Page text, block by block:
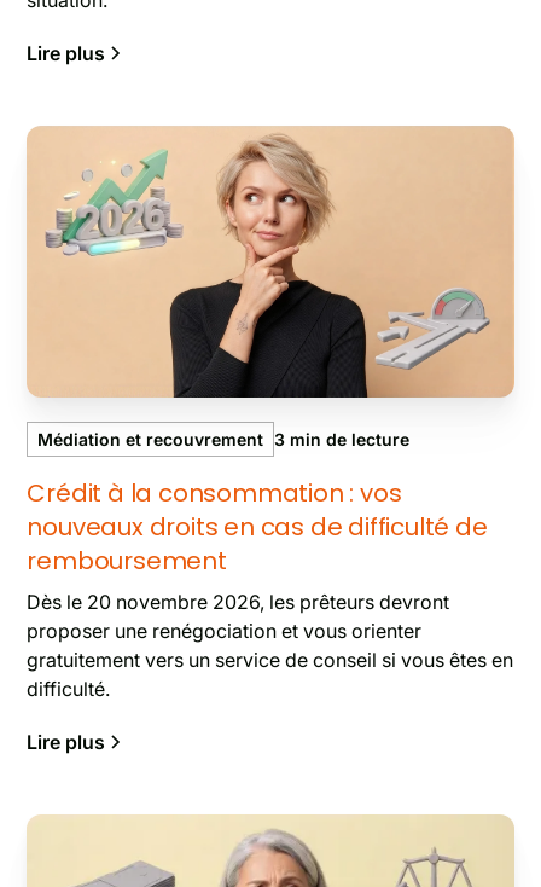
Lire plus
Médiation et recouvrement 3 min de lecture
Crédit à la consommation : vos
nouveaux droits en cas de difficulté de
remboursement
Dès le 20 novembre 2026, les prêteurs devront
proposer une renégociation et vous orienter
gratuitement vers un service de conseil si vous êtes en
difficulté.
Lire plus